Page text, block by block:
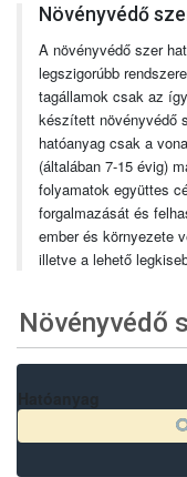
Növényvédő
A növényvédő szer
legszigorúbb
tagállamok csak az
készített növényvédő
hatóanyag csak a
(általában 7-15 évig)
folyamatok együttes
forgalmazását és
ember és környezete
illetve a lehető
Növényvédő